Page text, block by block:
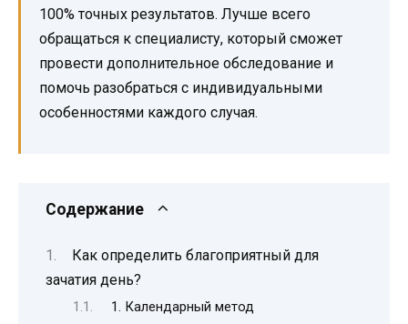
100% точных результатов. Лучше всего
обращаться к специалисту, который сможет
провести дополнительное обследование и
помочь разобраться с индивидуальными
особенностями каждого случая.
Содержание
Как определить благоприятный для
зачатия день?
1. Календарный метод